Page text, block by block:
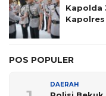
Kapolda
Kapolres
POS POPULER
DAERAH